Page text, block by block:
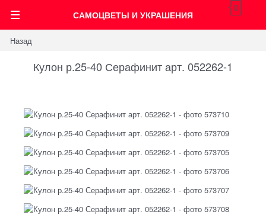
САМОЦВЕТЫ И УКРАШЕНИЯ
0
Назад
Кулон р.25-40 Серафинит арт. 052262-1